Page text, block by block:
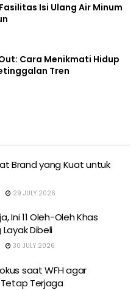
Isi Ulang Air Minum
Cara Menikmati Hidup
Tren
Brand yang Kuat untuk
29 JULY 2026
Ini 11 Oleh-Oleh Khas
Dibeli
30 JULY 2026
saat WFH agar
Terjaga